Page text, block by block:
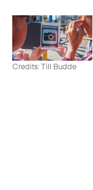
Credits: Till Budde